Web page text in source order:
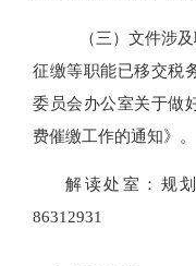
（三）文件涉
征缴等职能已移交税
委员会办公室关于做
费催缴工作的通知》。
解读处室：规
86312931